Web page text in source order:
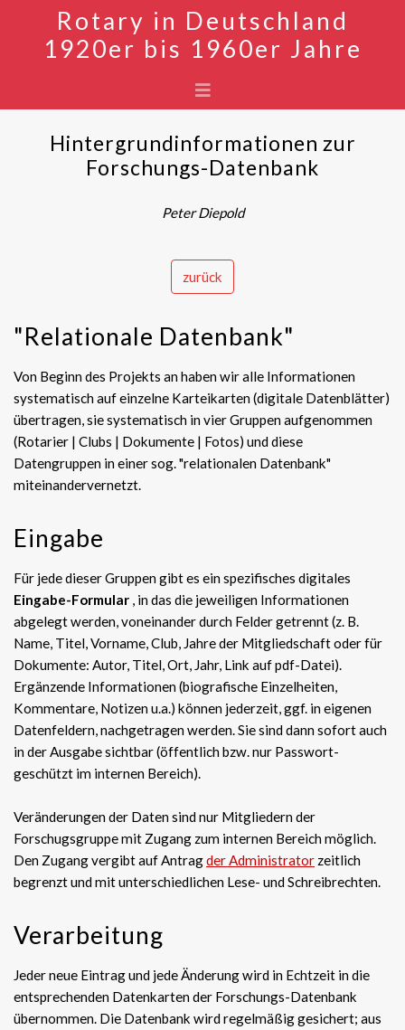
Rotary in Deutschland
1920er bis 1960er Jahre
Hintergrundinformationen zur
Forschungs-Datenbank
Peter Diepold
zurück
"Relationale Datenbank"
Von Beginn des Projekts an haben wir alle Informationen
systematisch auf einzelne Karteikarten (digitale Datenblätter)
übertragen, sie systematisch in vier Gruppen aufgenommen
(Rotarier | Clubs | Dokumente | Fotos) und diese
Datengruppen in einer sog. "relationalen Datenbank"
miteinandervernetzt.
Eingabe
Für jede dieser Gruppen gibt es ein spezifisches digitales
Eingabe-Formular , in das die jeweiligen Informationen
abgelegt werden, voneinander durch Felder getrennt (z. B.
Name, Titel, Vorname, Club, Jahre der Mitgliedschaft oder für
Dokumente: Autor, Titel, Ort, Jahr, Link auf pdf-Datei).
Ergänzende Informationen (biografische Einzelheiten,
Kommentare, Notizen u.a.) können jederzeit, ggf. in eigenen
Datenfeldern, nachgetragen werden. Sie sind dann sofort auch
in der Ausgabe sichtbar (öffentlich bzw. nur Passwort-
geschützt im internen Bereich).
Veränderungen der Daten sind nur Mitgliedern der
Forschugsgruppe mit Zugang zum internen Bereich möglich.
Den Zugang vergibt auf Antragder Administrator zeitlich
begrenzt und mit unterschiedlichen Lese- und Schreibrechten.
Verarbeitung
Jeder neue Eintrag und jede Änderung wird in Echtzeit in die
entsprechenden Datenkarten der Forschungs-Datenbank
übernommen. Die Datenbank wird regelmäßig gesichert; aus